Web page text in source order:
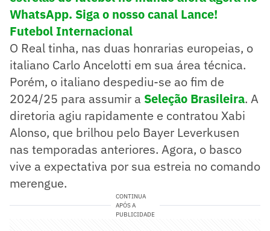
WhatsApp. Siga o nosso canal Lance!
Futebol Internacional
O Real tinha, nas duas honrarias europeias, o
italiano Carlo Ancelotti em sua área técnica.
Porém, o italiano despediu-se ao fim de
2024/25 para assumir a Seleção Brasileira. A
diretoria agiu rapidamente e contratou Xabi
Alonso, que brilhou pelo Bayer Leverkusen
nas temporadas anteriores. Agora, o basco
vive a expectativa por sua estreia no comando
merengue.
CONTINUA
APÓS A
PUBLICIDADE